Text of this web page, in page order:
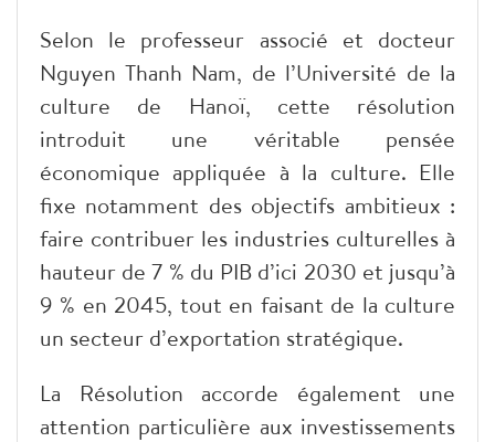
​Selon le professeur associé et docteur
Nguyen Thanh Nam, de l’Université de la
culture de Hanoï, cette résolution
introduit une véritable pensée
économique appliquée à la culture. Elle
fixe notamment des objectifs ambitieux :
faire contribuer les industries culturelles à
hauteur de 7 % du PIB d’ici 2030 et jusqu’à
9 % en 2045, tout en faisant de la culture
un secteur d’exportation stratégique.
​La Résolution accorde également une
attention particulière aux investissements